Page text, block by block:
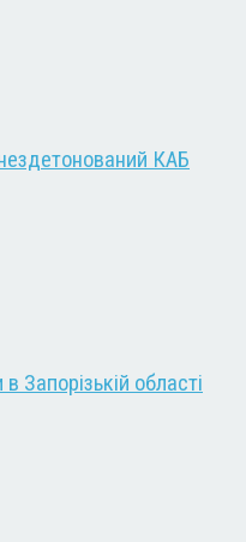
КАБ
Запорізькій області